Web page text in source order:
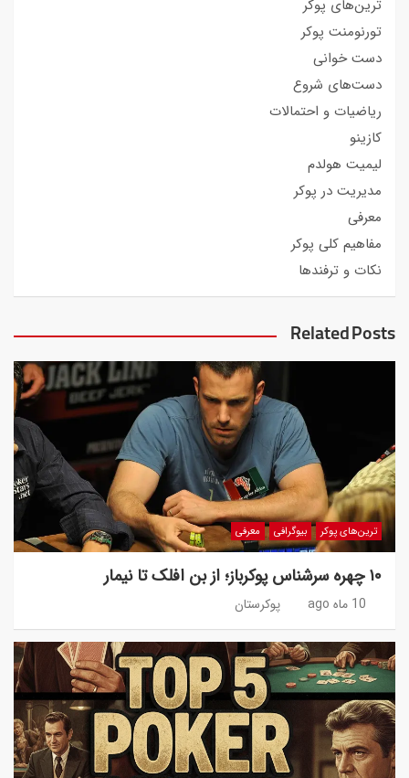
ترین‌های پوکر
تورنومنت پوکر
دست خوانی
دست‌های شروع
ریاضیات و احتمالات
کازینو
لیمیت هولدم
مدیریت در پوکر
معرفی
مفاهیم کلی پوکر
نکات و ترفندها
Related Posts
ترین‌های پوکر بیوگرافی معرفی
۱۰ چهره سرشناس پوکرباز؛ از بن افلک تا نیمار
10 ماه ago پوکرستان